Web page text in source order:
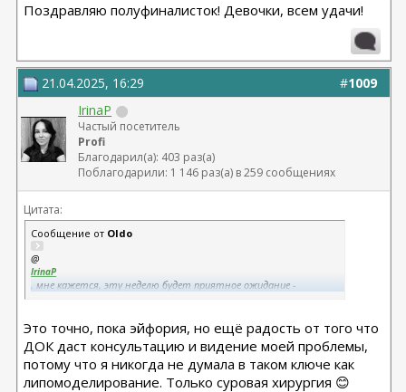
Поздравляю полуфиналисток! Девочки, всем удачи!
#1009
21.04.2025, 16:29
IrinaP
Частый посетитель
Profi
Благодарил(а): 403 раз(а)
Поблагодарили: 1 146 раз(а) в 259 сообщениях
Цитата:
Сообщение от Oldo
@
IrinaP
, мне кажется, эту неделю будет приятное ожидание -
Это точно, пока эйфория, но ещё радость от того что
ДОК даст консультацию и видение моей проблемы,
потому что я никогда не думала в таком ключе как
липомоделирование. Только суровая хирургия 😊